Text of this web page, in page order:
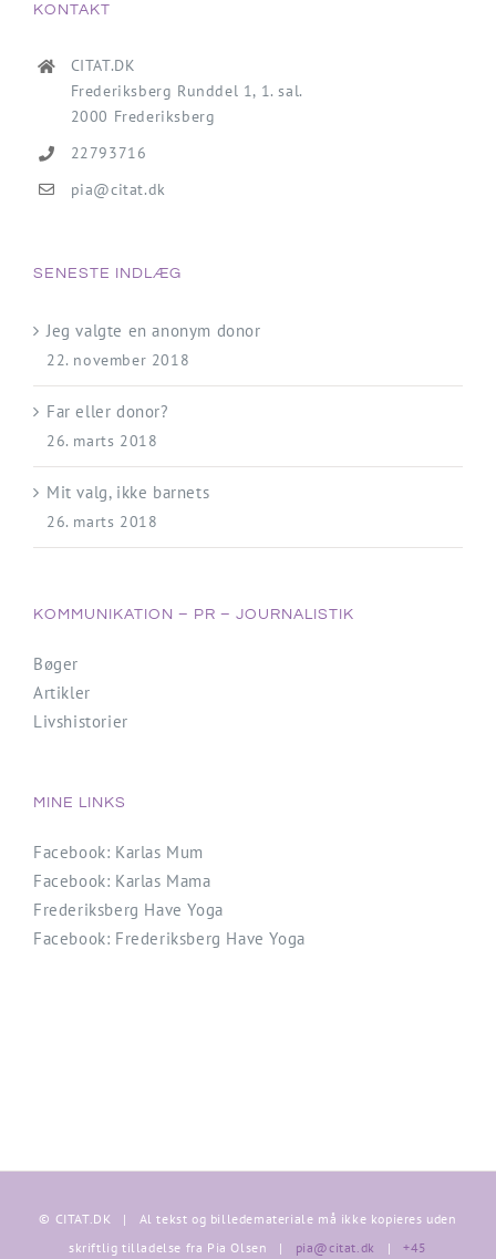
KONTAKT
CITAT.DK
Frederiksberg Runddel 1, 1. sal.
2000 Frederiksberg
22793716
pia@citat.dk
SENESTE INDLÆG
Jeg valgte en anonym donor
22. november 2018
Far eller donor?
26. marts 2018
Mit valg, ikke barnets
26. marts 2018
KOMMUNIKATION – PR – JOURNALISTIK
Bøger
Artikler
Livshistorier
MINE LINKS
Facebook: Karlas Mum
Facebook: Karlas Mama
Frederiksberg Have Yoga
Facebook: Frederiksberg Have Yoga
© CITAT.DK | Al tekst og billedemateriale må ikke kopieres uden
skriftlig tilladelse fra Pia Olsen | pia@citat.dk |+45